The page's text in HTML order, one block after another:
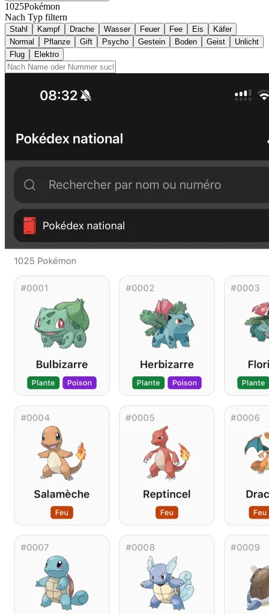
1025Pokémon
Nach Typ filtern
Stahl Kampf Drache Wasser Feuer Fee Eis
Käfer
Normal
Pflanze Gift Psycho Gestein Boden Geist
Unlicht
Flug
Elektro